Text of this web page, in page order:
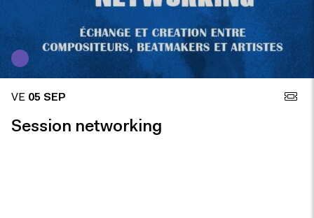
VE 05 SEP
Session networking